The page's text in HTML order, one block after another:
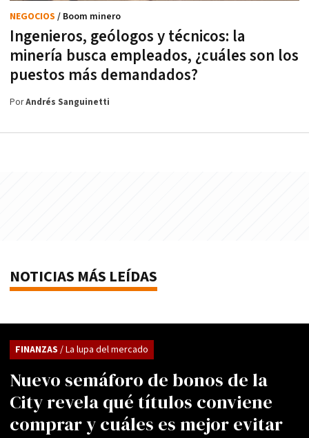
Ingenieros, geólogos y técnicos: la
minería busca empleados, ¿cuáles son los
puestos más demandados?
NEGOCIOS / Boom minero
PorAndrés Sanguinetti
NOTICIAS MÁS LEÍDAS
Nuevo semáforo de bonos de la
City revela qué títulos conviene
comprar y cuáles es mejor evitar
FINANZAS / La lupa del mercado